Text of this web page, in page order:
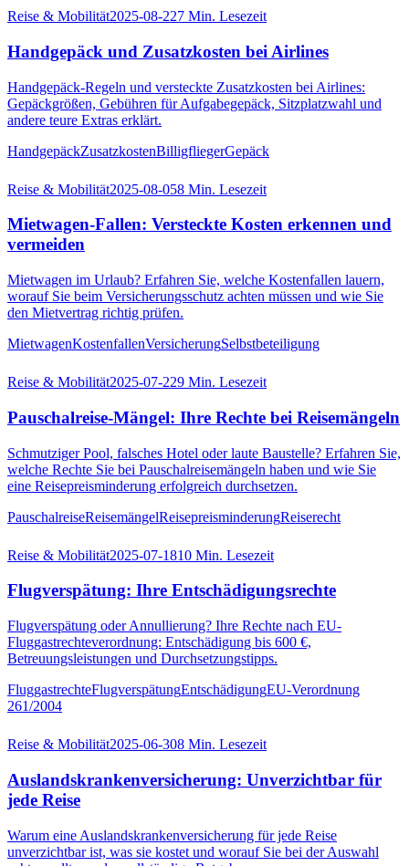
Reise & Mobilität2025-08-227 Min. Lesezeit
Handgepäck und Zusatzkosten bei Airlines
Handgepäck-Regeln und versteckte Zusatzkosten bei Airlines:
Gepäckgrößen, Gebühren für Aufgabegepäck, Sitzplatzwahl und
andere teure Extras erklärt.
HandgepäckZusatzkostenBilligfliegerGepäck
Reise & Mobilität2025-08-058 Min. Lesezeit
Mietwagen-Fallen: Versteckte Kosten erkennen und
vermeiden
Mietwagen im Urlaub? Erfahren Sie, welche Kostenfallen lauern,
worauf Sie beim Versicherungsschutz achten müssen und wie Sie
den Mietvertrag richtig prüfen.
MietwagenKostenfallenVersicherungSelbstbeteiligung
Reise & Mobilität2025-07-229 Min. Lesezeit
Pauschalreise-Mängel: Ihre Rechte bei Reisemängeln
Schmutziger Pool, falsches Hotel oder laute Baustelle? Erfahren Sie,
welche Rechte Sie bei Pauschalreisemängeln haben und wie Sie
eine Reisepreisminderung erfolgreich durchsetzen.
PauschalreiseReisemängelReisepreisminderungReiserecht
Reise & Mobilität2025-07-1810 Min. Lesezeit
Flugverspätung: Ihre Entschädigungsrechte
Flugverspätung oder Annullierung? Ihre Rechte nach EU-
Fluggastrechteverordnung: Entschädigung bis 600 €,
Betreuungsleistungen und Durchsetzungstipps.
FluggastrechteFlugverspätungEntschädigungEU-Verordnung
261/2004
Reise & Mobilität2025-06-308 Min. Lesezeit
Auslandskrankenversicherung: Unverzichtbar für
jede Reise
Warum eine Auslandskrankenversicherung für jede Reise
unverzichtbar ist, was sie kostet und worauf Sie bei der Auswahl